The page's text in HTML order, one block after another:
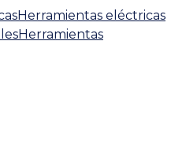
Herramientas eléctricas
Herramientas